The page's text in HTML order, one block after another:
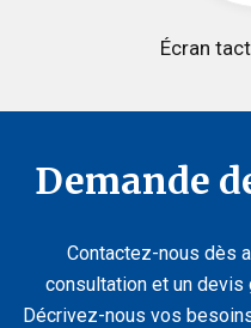
Écran
Demande
Contactez-nous dès
consultation et un devis
Décrivez-nous vos